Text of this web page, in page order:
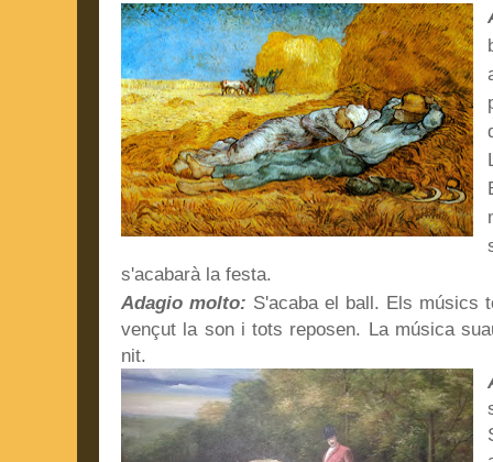
s'acabarà la festa.
Adagio molto: S'acaba el ball. Els músics
vençut la son i tots reposen. La música
nit.